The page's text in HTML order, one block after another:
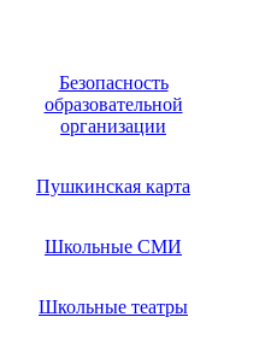
Безопасность
образовательной
организации
Пушкинская карта
Школьные СМИ
Школьные театры